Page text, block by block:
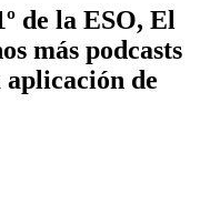
de la ESO, El
más podcasts
aplicación de